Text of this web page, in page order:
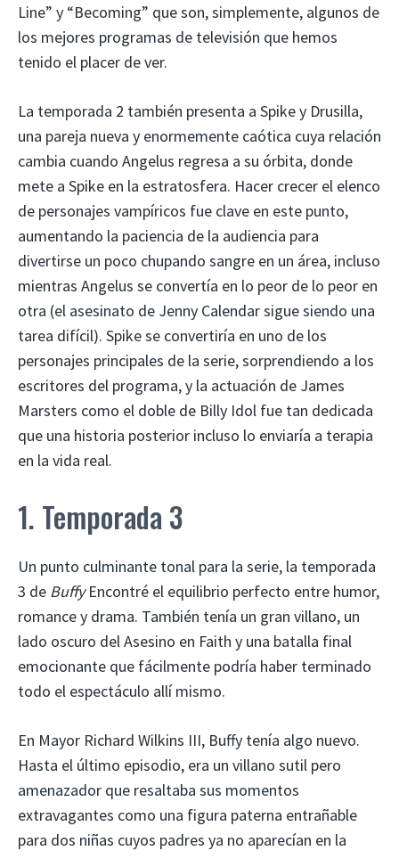
Line” y “Becoming” que son, simplemente, algunos de
los mejores programas de televisión que hemos
tenido el placer de ver.
La temporada 2 también presenta a Spike y Drusilla,
una pareja nueva y enormemente caótica cuya relación
cambia cuando Angelus regresa a su órbita, donde
mete a Spike en la estratosfera. Hacer crecer el elenco
de personajes vampíricos fue clave en este punto,
aumentando la paciencia de la audiencia para
divertirse un poco chupando sangre en un área, incluso
mientras Angelus se convertía en lo peor de lo peor en
otra (el asesinato de Jenny Calendar sigue siendo una
tarea difícil). Spike se convertiría en uno de los
personajes principales de la serie, sorprendiendo a los
escritores del programa, y ​​la actuación de James
Marsters como el doble de Billy Idol fue tan dedicada
que una historia posterior incluso lo enviaría a terapia
en la vida real.
1. Temporada 3
Un punto culminante tonal para la serie, la temporada
3 de BuffyEncontré el equilibrio perfecto entre humor,
romance y drama. También tenía un gran villano, un
lado oscuro del Asesino en Faith y una batalla final
emocionante que fácilmente podría haber terminado
todo el espectáculo allí mismo.
En Mayor Richard Wilkins III, Buffy tenía algo nuevo.
Hasta el último episodio, era un villano sutil pero
amenazador que resaltaba sus momentos
extravagantes como una figura paterna entrañable
para dos niñas cuyos padres ya no aparecían en la